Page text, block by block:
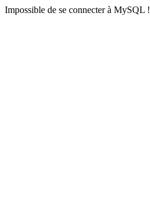
Impossible de se connecter à MySQL !